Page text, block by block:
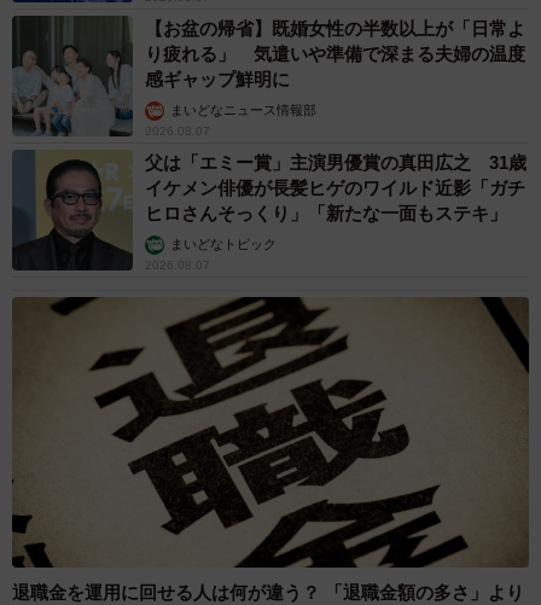
【お盆の帰省】既婚女性の半数以上が「日常よ
り疲れる」 気遣いや準備で深まる夫婦の温度
感ギャップ鮮明に
まいどなニュース情報部
2026.08.07
父は「エミー賞」主演男優賞の真田広之 31歳
イケメン俳優が長髪ヒゲのワイルド近影「ガチ
ヒロさんそっくり」「新たな一面もステキ」
まいどなトピック
2026.08.07
退職金を運用に回せる人は何が違う？ 「退職金額の多さ」より